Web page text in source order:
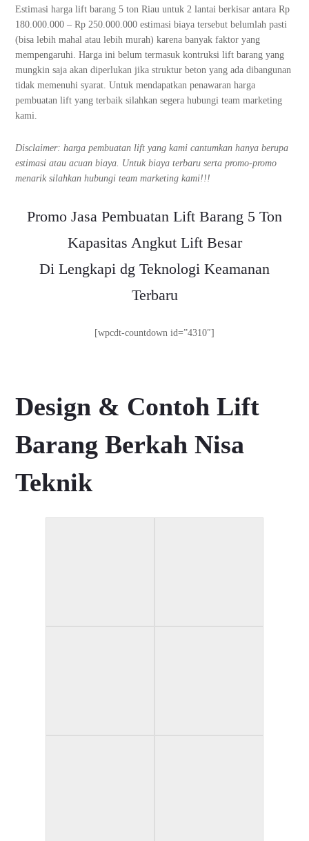
Estimasi harga lift barang 5 ton Riau untuk 2 lantai berkisar antara Rp
180.000.000 – Rp 250.000.000 estimasi biaya tersebut belumlah pasti
(bisa lebih mahal atau lebih murah) karena banyak faktor yang
mempengaruhi. Harga ini belum termasuk kontruksi lift barang yang
mungkin saja akan diperlukan jika struktur beton yang ada dibangunan
tidak memenuhi syarat. Untuk mendapatkan penawaran harga
pembuatan lift yang terbaik silahkan segera hubungi team marketing
kami.
Disclaimer: harga pembuatan lift yang kami cantumkan hanya berupa
estimasi atau acuan biaya. Untuk biaya terbaru serta promo-promo
menarik silahkan hubungi team marketing kami!!!
Promo Jasa Pembuatan Lift Barang 5 Ton
Kapasitas Angkut Lift Besar
Di Lengkapi dg Teknologi Keamanan
Terbaru
[wpcdt-countdown id=”4310″]
Design & Contoh Lift
Barang Berkah Nisa
Teknik